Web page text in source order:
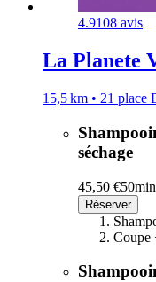
4.9108 avis
La Planete
15,5 km • 21 place
séchage
45,50 €50min
Réserver
Coupe